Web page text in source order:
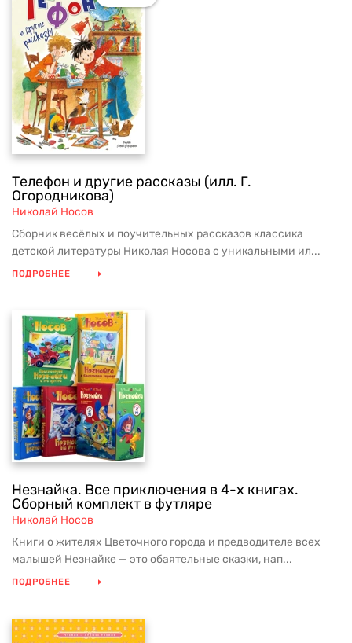
Телефон и другие рассказы (илл. Г.
Огородникова)
Николай Носов
Сборник весёлых и поучительных рассказов классика
детской литературы Николая Носова с уникальными ил...
ПОДРОБНЕЕ
Незнайка. Все приключения в 4-х книгах.
Сборный комплект в футляре
Николай Носов
Книги о жителях Цветочного города и предводителе всех
малышей Незнайке — это обаятельные сказки, нап...
ПОДРОБНЕЕ